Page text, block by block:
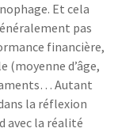
Et cela
pas
financière,
(moyenne d’âge,
Autant
la réflexion
avec la réalité